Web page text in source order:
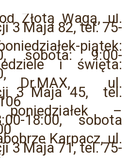
Złotą Wagą, ul.
3 Maja 82, tel. 75-
piątek:
sobota: 9:00-
i święta:
Dr.MAX, ul.
3 Maja 45, tel.
–
18:00, sobota
Karpacz, ul.
3 Maja 71, tel. 75-